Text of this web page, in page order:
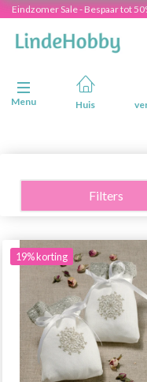
Eindzomer Sale - Bespaar tot
Navigatie in-/uitschakelen
Menu
Huis
Filters
19% korting